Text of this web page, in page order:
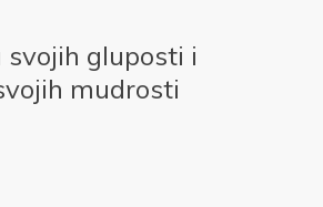
gluposti i
mudrosti